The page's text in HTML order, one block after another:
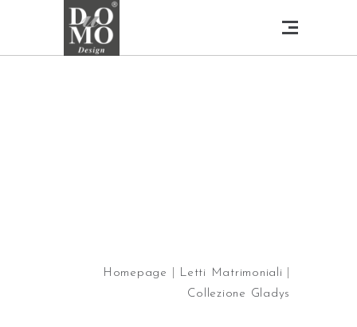
Homepage Letti Matrimoniali
Collezione Gladys